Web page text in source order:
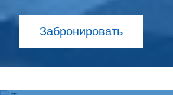
Забронировать